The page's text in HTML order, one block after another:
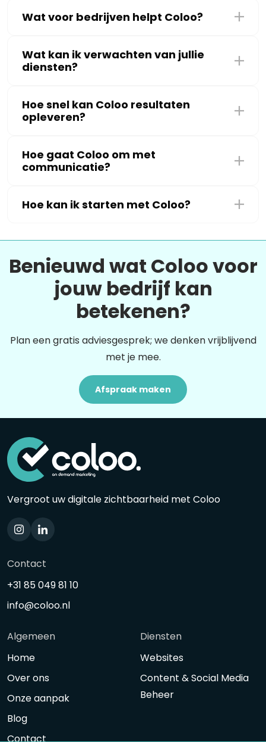
Wat voor bedrijven helpt Coloo?
Wat kan ik verwachten van jullie
diensten?
Hoe snel kan Coloo resultaten
opleveren?
Hoe gaat Coloo om met
communicatie?
Hoe kan ik starten met Coloo?
Benieuwd wat Coloo voor
jouw bedrijf kan
betekenen?
Plan een gratis adviesgesprek; we denken vrijblijvend
met je mee.
Afspraak maken
Vergroot uw digitale zichtbaarheid met Coloo
Contact
+31 85 049 81 10
info@coloo.nl
Algemeen
Home
Over ons
Onze aanpak
Blog
Contact
Diensten
Websites
Content & Social Media
Beheer